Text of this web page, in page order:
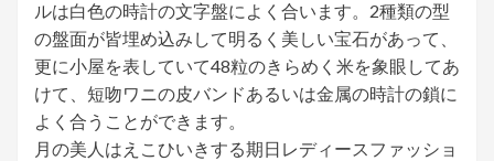
ルは白色の時計の文字盤によく合います。2種類の型
の盤面が皆埋め込みして明るく美しい宝石があって、
更に小屋を表していて48粒のきらめく米を象眼してあ
けて、短吻ワニの皮バンドあるいは金属の時計の鎖に
よく合うことができます。
月の美人はえこひいきする期日レディースファッショ